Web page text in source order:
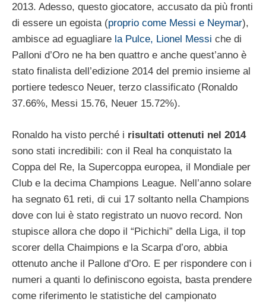
2013. Adesso, questo giocatore, accusato da più fronti
di essere un egoista (proprio come Messi e Neymar),
ambisce ad eguagliare la Pulce, Lionel Messi che di
Palloni d’Oro ne ha ben quattro e anche quest’anno è
stato finalista dell’edizione 2014 del premio insieme al
portiere tedesco Neuer, terzo classificato (Ronaldo
37.66%, Messi 15.76, Neuer 15.72%).
Ronaldo ha visto perché i risultati ottenuti nel 2014
sono stati incredibili: con il Real ha conquistato la
Coppa del Re, la Supercoppa europea, il Mondiale per
Club e la decima Champions League. Nell’anno solare
ha segnato 61 reti, di cui 17 soltanto nella Champions
dove con lui è stato registrato un nuovo record. Non
stupisce allora che dopo il “Pichichi” della Liga, il top
scorer della Chaimpions e la Scarpa d’oro, abbia
ottenuto anche il Pallone d’Oro. E per rispondere con i
numeri a quanti lo definiscono egoista, basta prendere
come riferimento le statistiche del campionato